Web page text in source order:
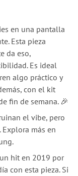
en una pantalla
Esta pieza
da eso,
Es ideal
algo práctico y
con el kit
fin de semana. 🎉
el vibe, pero
más en
hit en 2019 por
con esta pieza. Si